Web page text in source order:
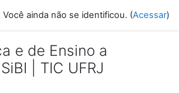
Você ainda não se identificou. (Acessar)
e de Ensino a
| TIC UFRJ